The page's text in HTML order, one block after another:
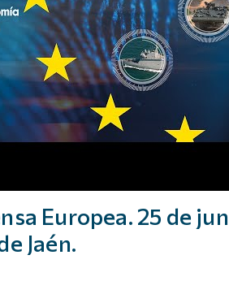
Europea. 25 de
Jaén.